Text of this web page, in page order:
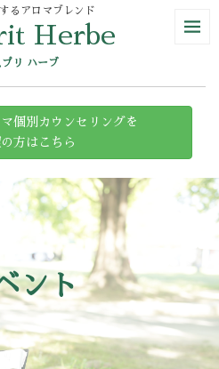
るアロマブレンド
Herbe
プリ ハーブ
個別カウンセリングを
方はこちら
ント